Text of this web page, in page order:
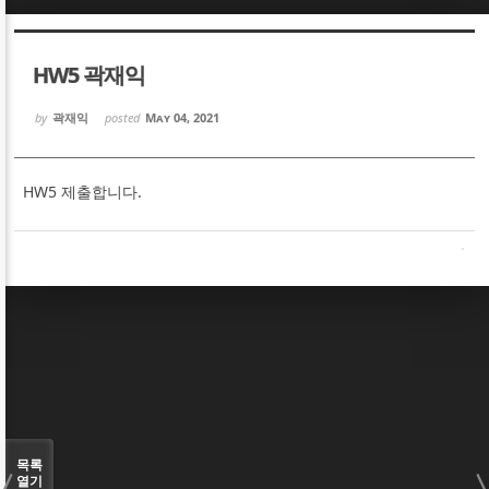
HW5 곽재익
by 곽재익 posted May 04, 2021
HW5 제출합니다.
목록
열기
Sketchbook5, 스케치북5
Sketchbook5, 스케치북5
Sketchbook5, 스케치북5
Sketchbook5, 스케치북5